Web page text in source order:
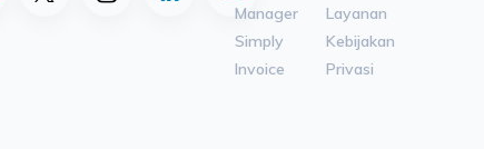
Manager
Simply
Invoice
Layanan
Kebijakan
Privasi